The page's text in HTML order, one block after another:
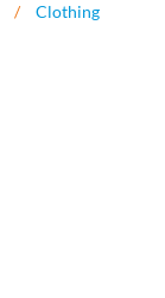
/ Clothing